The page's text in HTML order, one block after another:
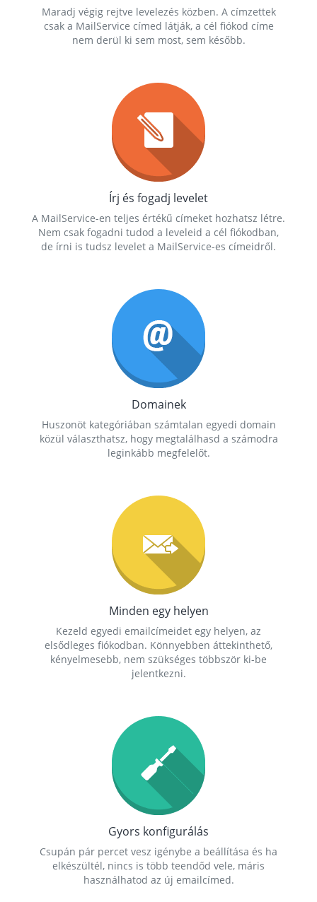
Maradj végig rejtve levelezés közben. A címzettek
csak a MailService címed látják, a cél fiókod címe
nem derül ki sem most, sem később.
Írj és fogadj levelet
A MailService-en teljes értékű címeket hozhatsz létre.
Nem csak fogadni tudod a leveleid a cél fiókodban,
de írni is tudsz levelet a MailService-es címeidről.
Domainek
Huszonöt kategóriában számtalan egyedi domain
közül választhatsz, hogy megtalálhasd a számodra
leginkább megfelelőt.
Minden egy helyen
Kezeld egyedi emailcímeidet egy helyen, az
elsődleges fiókodban. Könnyebben áttekinthető,
kényelmesebb, nem szükséges többször ki-be
jelentkezni.
Gyors konfigurálás
Csupán pár percet vesz igénybe a beállítása és ha
elkészültél, nincs is több teendőd vele, máris
használhatod az új emailcímed.